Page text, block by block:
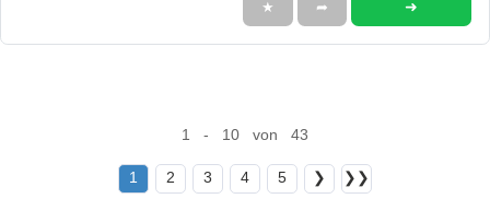
★ ➦ ➜
1 - 10 von 43
1 2 3 4 5 ❯ ❯❯